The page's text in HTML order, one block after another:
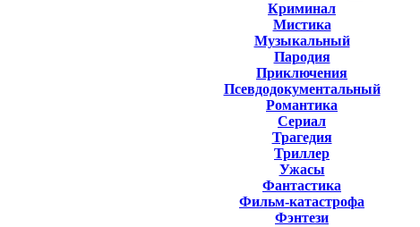
Криминал
Мистика
Музыкальный
Пародия
Приключения
Псевдодокументальный
Романтика
Cериал
Трагедия
Триллер
Ужасы
Фантастика
Фильм-катастрофа
Фэнтези